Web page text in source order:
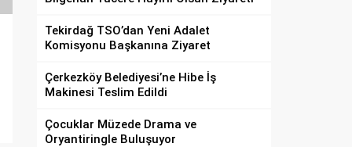
Tekirdağ TSO’dan Yeni Adalet
Komisyonu Başkanına Ziyaret
Çerkezköy Belediyesi’ne Hibe İş
Makinesi Teslim Edildi
Çocuklar Müzede Drama ve
Oryantiringle Buluşuyor